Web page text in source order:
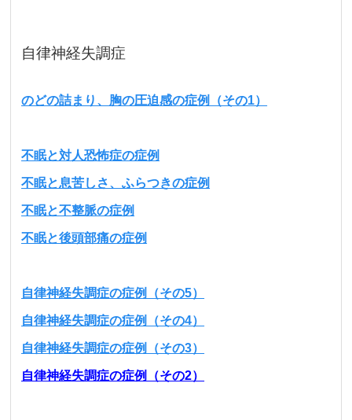
自律神経失調症
のどの詰まり、胸の圧迫感の症例（その1）
不眠と対人恐怖症の症例
不眠と息苦しさ、ふらつきの症例
不眠と不整脈の症例
不眠と後頭部痛の症例
自律神経失調症の症例（その5）
自律神経失調症の症例（その4）
自律神経失調症の症例（その3）
自律神経失調症の症例（その2）